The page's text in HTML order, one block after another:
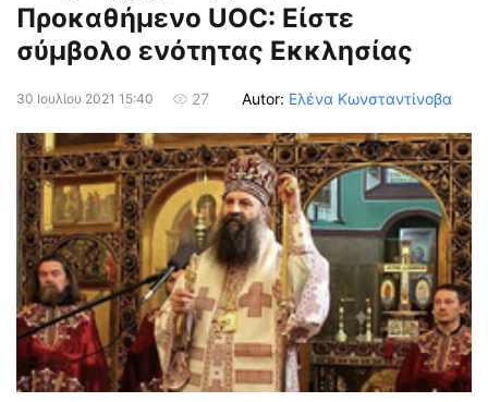
Προκαθήμενο UOC: Είστε
σύμβολο ενότητας Εκκλησίας
30 Ιουλίου 2021 15:40 27 Autor: Ελένα Κωνσταντίνοβα